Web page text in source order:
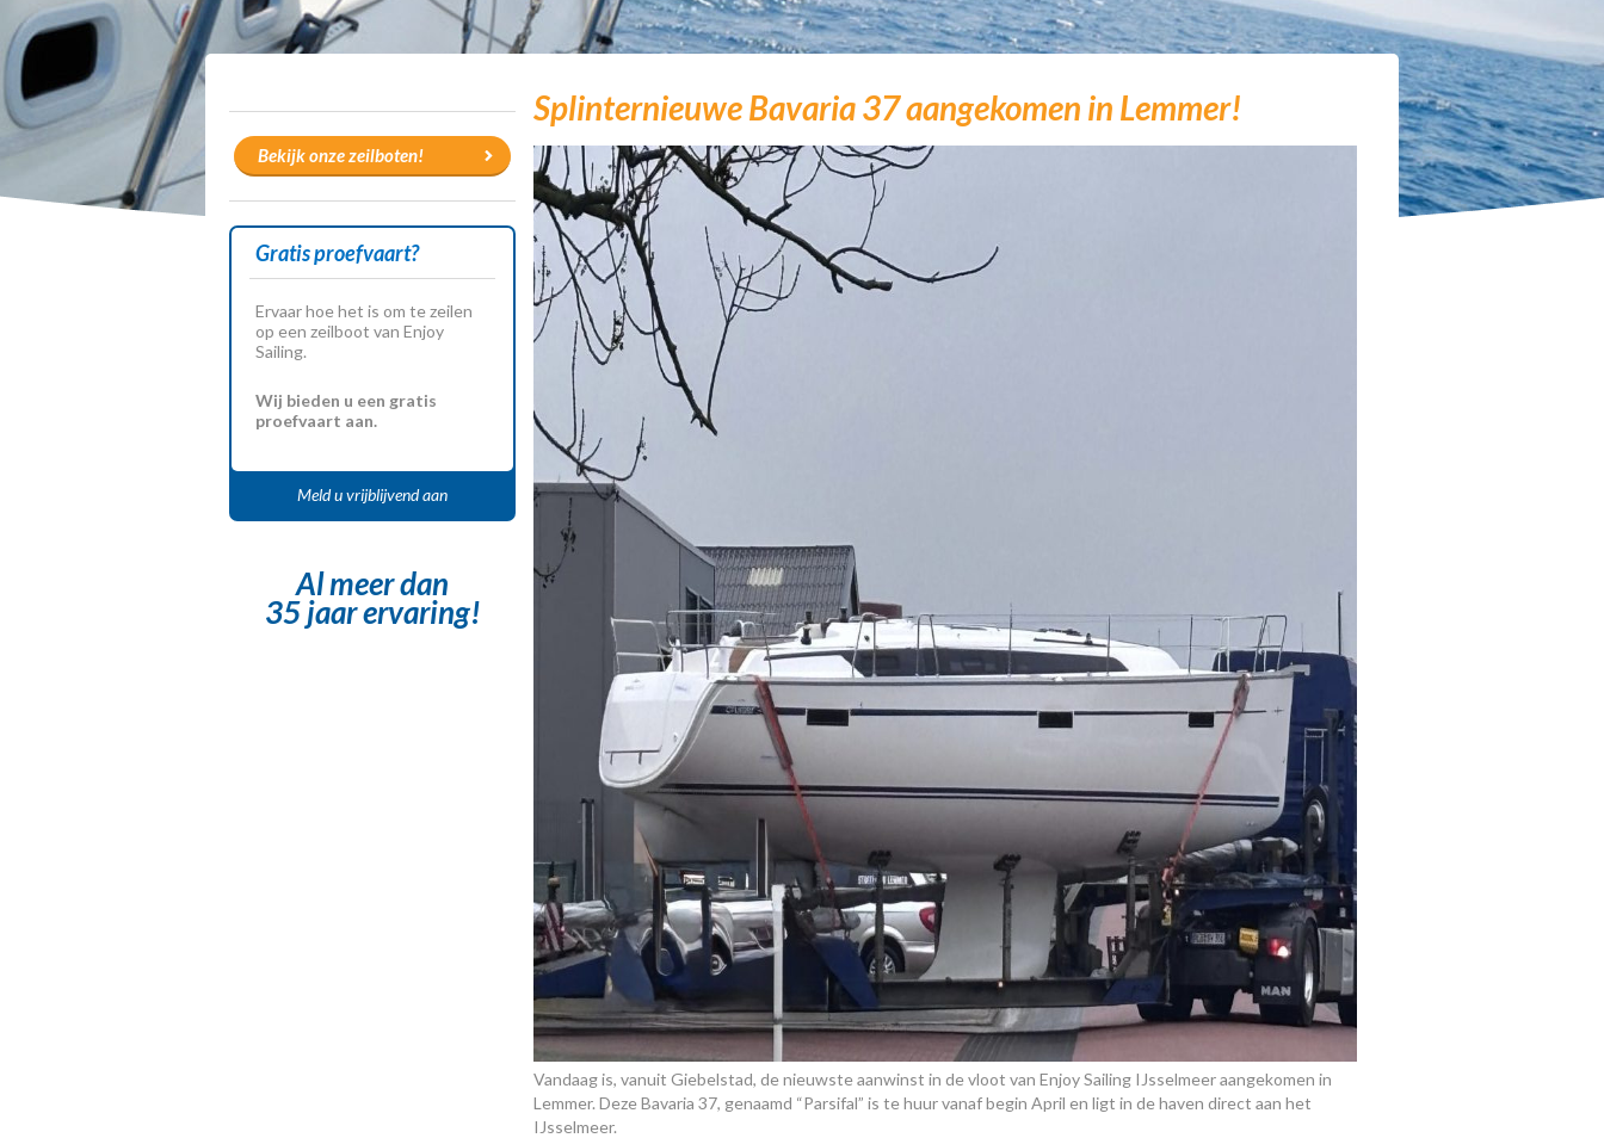
Splinternieuwe Bavaria 37 aangekomen in Lemmer!
Vandaag is, vanuit Giebelstad, de nieuwste aanwinst in de vloot van Enjoy Sailing IJsselmeer aangekomen in
Lemmer. Deze Bavaria 37, genaamd “Parsifal” is te huur vanaf begin April en ligt in de haven direct aan het
IJsselmeer.
Bekijk onze zeilboten!
Gratis proefvaart?
Ervaar hoe het is om te zeilen
op een zeilboot van Enjoy
Sailing.
Wij bieden u een gratis
proefvaart aan.
Meld u vrijblijvend aan
Al meer dan
35 jaar ervaring!